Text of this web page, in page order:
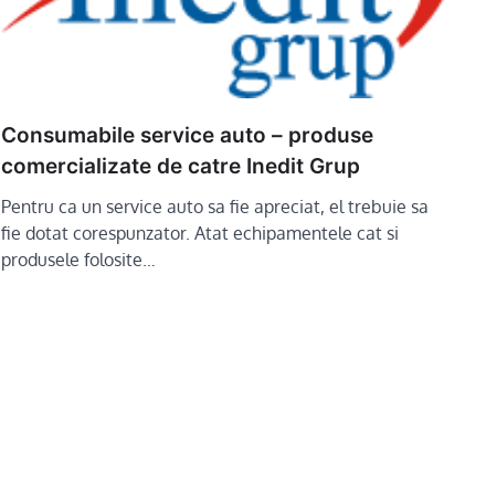
Consumabile service auto – produse
comercializate de catre Inedit Grup
Pentru ca un service auto sa fie apreciat, el trebuie sa
fie dotat corespunzator. Atat echipamentele cat si
produsele folosite…